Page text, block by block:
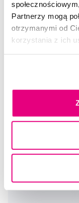
Partnerzy mogą
otrzymanymi od
korzystania z ich
Matchstick Monkey